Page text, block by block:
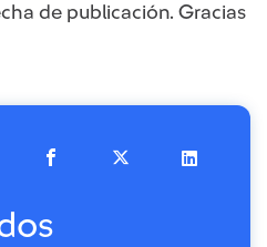
de publicación. Gracias